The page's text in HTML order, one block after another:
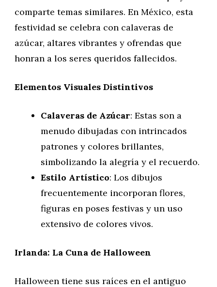
comparte temas similares. En México, esta
festividad se celebra con calaveras de
azúcar, altares vibrantes y ofrendas que
honran a los seres queridos fallecidos.
Elementos Visuales Distintivos
Calaveras de Azúcar: Estas son a
menudo dibujadas con intrincados
patrones y colores brillantes,
simbolizando la alegría y el recuerdo.
Estilo Artístico: Los dibujos
frecuentemente incorporan flores,
figuras en poses festivas y un uso
extensivo de colores vivos.
Irlanda: La Cuna de Halloween
Halloween tiene sus raíces en el antiguo